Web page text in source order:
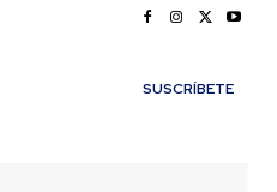
SUSCRÍBETE